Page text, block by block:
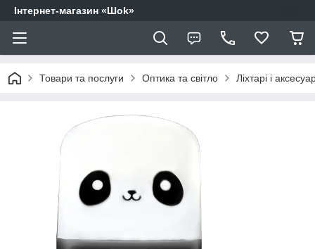
Інтернет-магазин «Шоk»
Товари та послуги Оптика та світло Ліхтарі і